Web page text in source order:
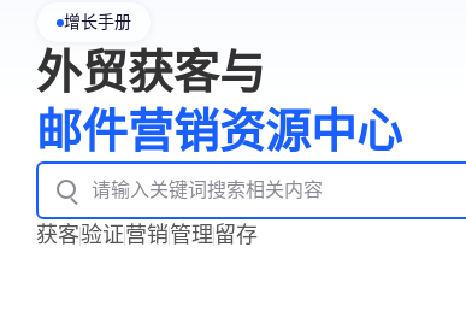
增长手册
外贸获客与
邮件营销资源中心
获客验证营销管理留存